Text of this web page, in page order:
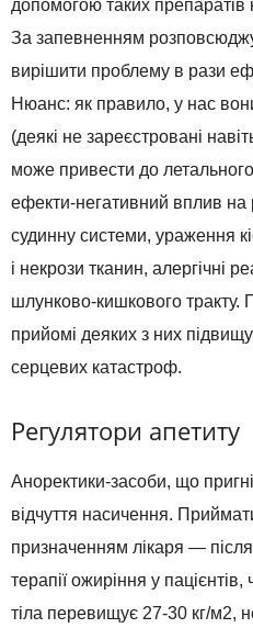
допомогою таких препаратів
За запевненням
вирішити проблему в рази
Нюанс: як правило, у нас
(деякі не зареєстровані
може привести до летального
ефекти-негативний вплив на
судинну системи, ураження
і некрози тканин, алергічні
шлунково-кишкового тракту.
прийомі деяких з них
серцевих катастроф.
Регулятори апетиту
Аноректики-засоби, що
відчуття насичення.
призначенням лікаря —
терапії ожиріння у
тіла перевищує 27-30 кг/м2,